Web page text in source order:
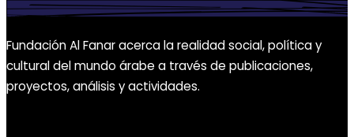
Fundación Al Fanar acerca la realidad social, política y
cultural del mundo árabe a través de publicaciones,
proyectos, análisis y actividades.